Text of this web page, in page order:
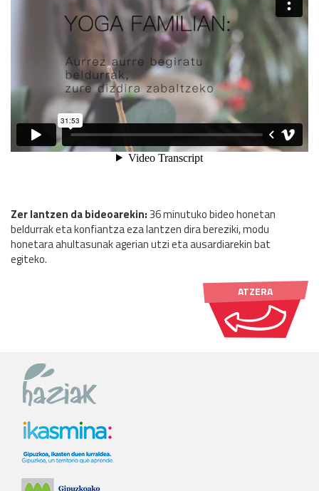
Zer lantzen da bideoarekin:36 minutuko bideo honetan
beldurrak eta konfiantza eza lantzen dira bereziki, modu
honetara ahultasunak agerian utzi eta ausardiarekin bat
egiteko.
ATZERA